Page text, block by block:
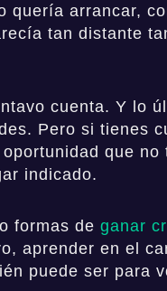
quería arrancar,
tan distante
cuenta. Y lo
Pero si tienes
que no
indicado.
formas de ganar
aprender en el
puede ser para